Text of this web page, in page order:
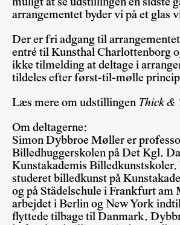
muligt at se udstillingen en sidste
arrangementet byder vi på et glas
Der er fri adgang til
entré til Kunsthal Charlottenborg
ikke tilmelding at deltage i
tildeles efter først-til-mølle
Læs mere om udstillingen Thick &
Om deltagerne:
Simon Dybbroe Møller er
Billedhuggerskolen på Det Kgl.
Kunstakademis Billedkunstskoler.
studeret billedkunst på
og på Städelschule i Frankfurt am
arbejdet i Berlin og New York
flyttede tilbage til Danmark.